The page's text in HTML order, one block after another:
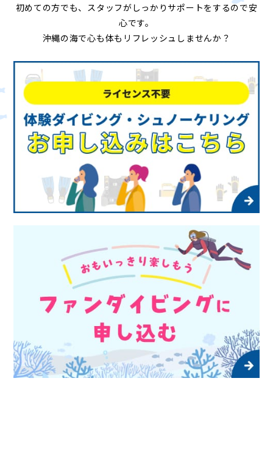
初めての方でも、スタッフがしっかりサポートをするので安
心です。
沖縄の海で心も体もリフレッシュしませんか？